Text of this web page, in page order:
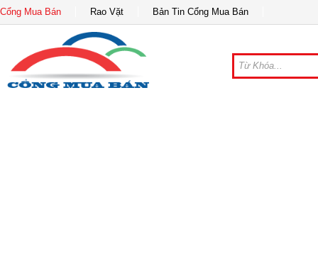
Cổng Mua Bán Rao Vặt Bản Tin Cổng Mua Bán